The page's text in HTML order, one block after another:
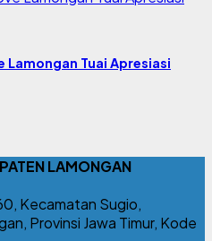
Lamongan Tuai Apresiasi
LAMONGAN
Kecamatan Sugio,
Provinsi Jawa Timur, Kode